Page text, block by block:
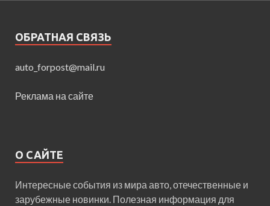
ОБРАТНАЯ СВЯЗЬ
auto_forpost@mail.ru
Реклама на сайте
О САЙТЕ
Интересные события из мира авто, отечественные и
зарубежные новинки. Полезная информация для